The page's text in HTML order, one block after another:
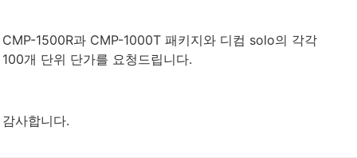
CMP-1500R과 CMP-1000T 패키지와 디컴 solo의 각각
100개 단위 단가를 요청드립니다.
감사합니다.